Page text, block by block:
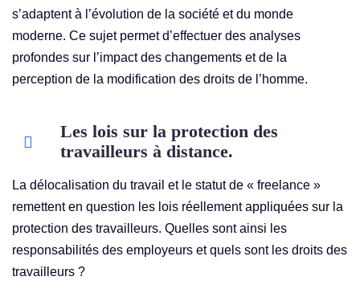
s’adaptent à l’évolution de la société et du monde
moderne. Ce sujet permet d’effectuer des analyses
profondes sur l’impact des changements et de la
perception de la modification des droits de l’homme.
Les lois sur la protection des
travailleurs à distance.
La délocalisation du travail et le statut de « freelance »
remettent en question les lois réellement appliquées sur la
protection des travailleurs. Quelles sont ainsi les
responsabilités des employeurs et quels sont les droits des
travailleurs ?